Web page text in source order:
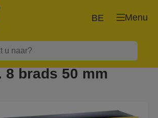
Menu
BE
8 brads 50 mm